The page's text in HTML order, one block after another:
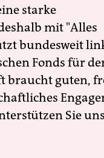
starke
mit "Alles
bundesweit
Fonds für
braucht guten,
Sie